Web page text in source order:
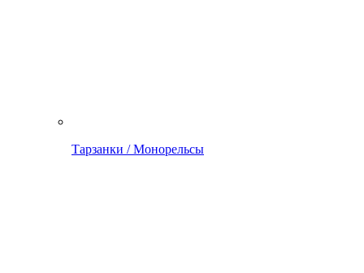
Тарзанки / Монорельсы